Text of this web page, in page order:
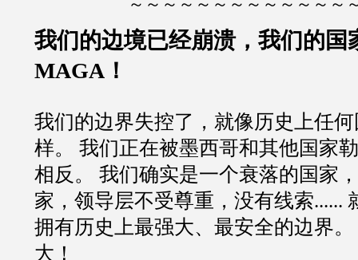
我们的边境已经崩溃，我们的国
MAGA！
我们的边界失控了，就像历史上任
样。 我们正在被墨西哥和其他国家
相反。 我们确实是一个衰落的国家
家，领导层不受尊重，没有线索......
拥有历史上最强大、最安全的边界
大！